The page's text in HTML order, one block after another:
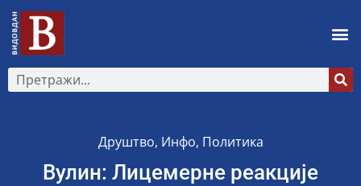
Друштво, Инфо, Политика
Вулин: Лицемерне реакције